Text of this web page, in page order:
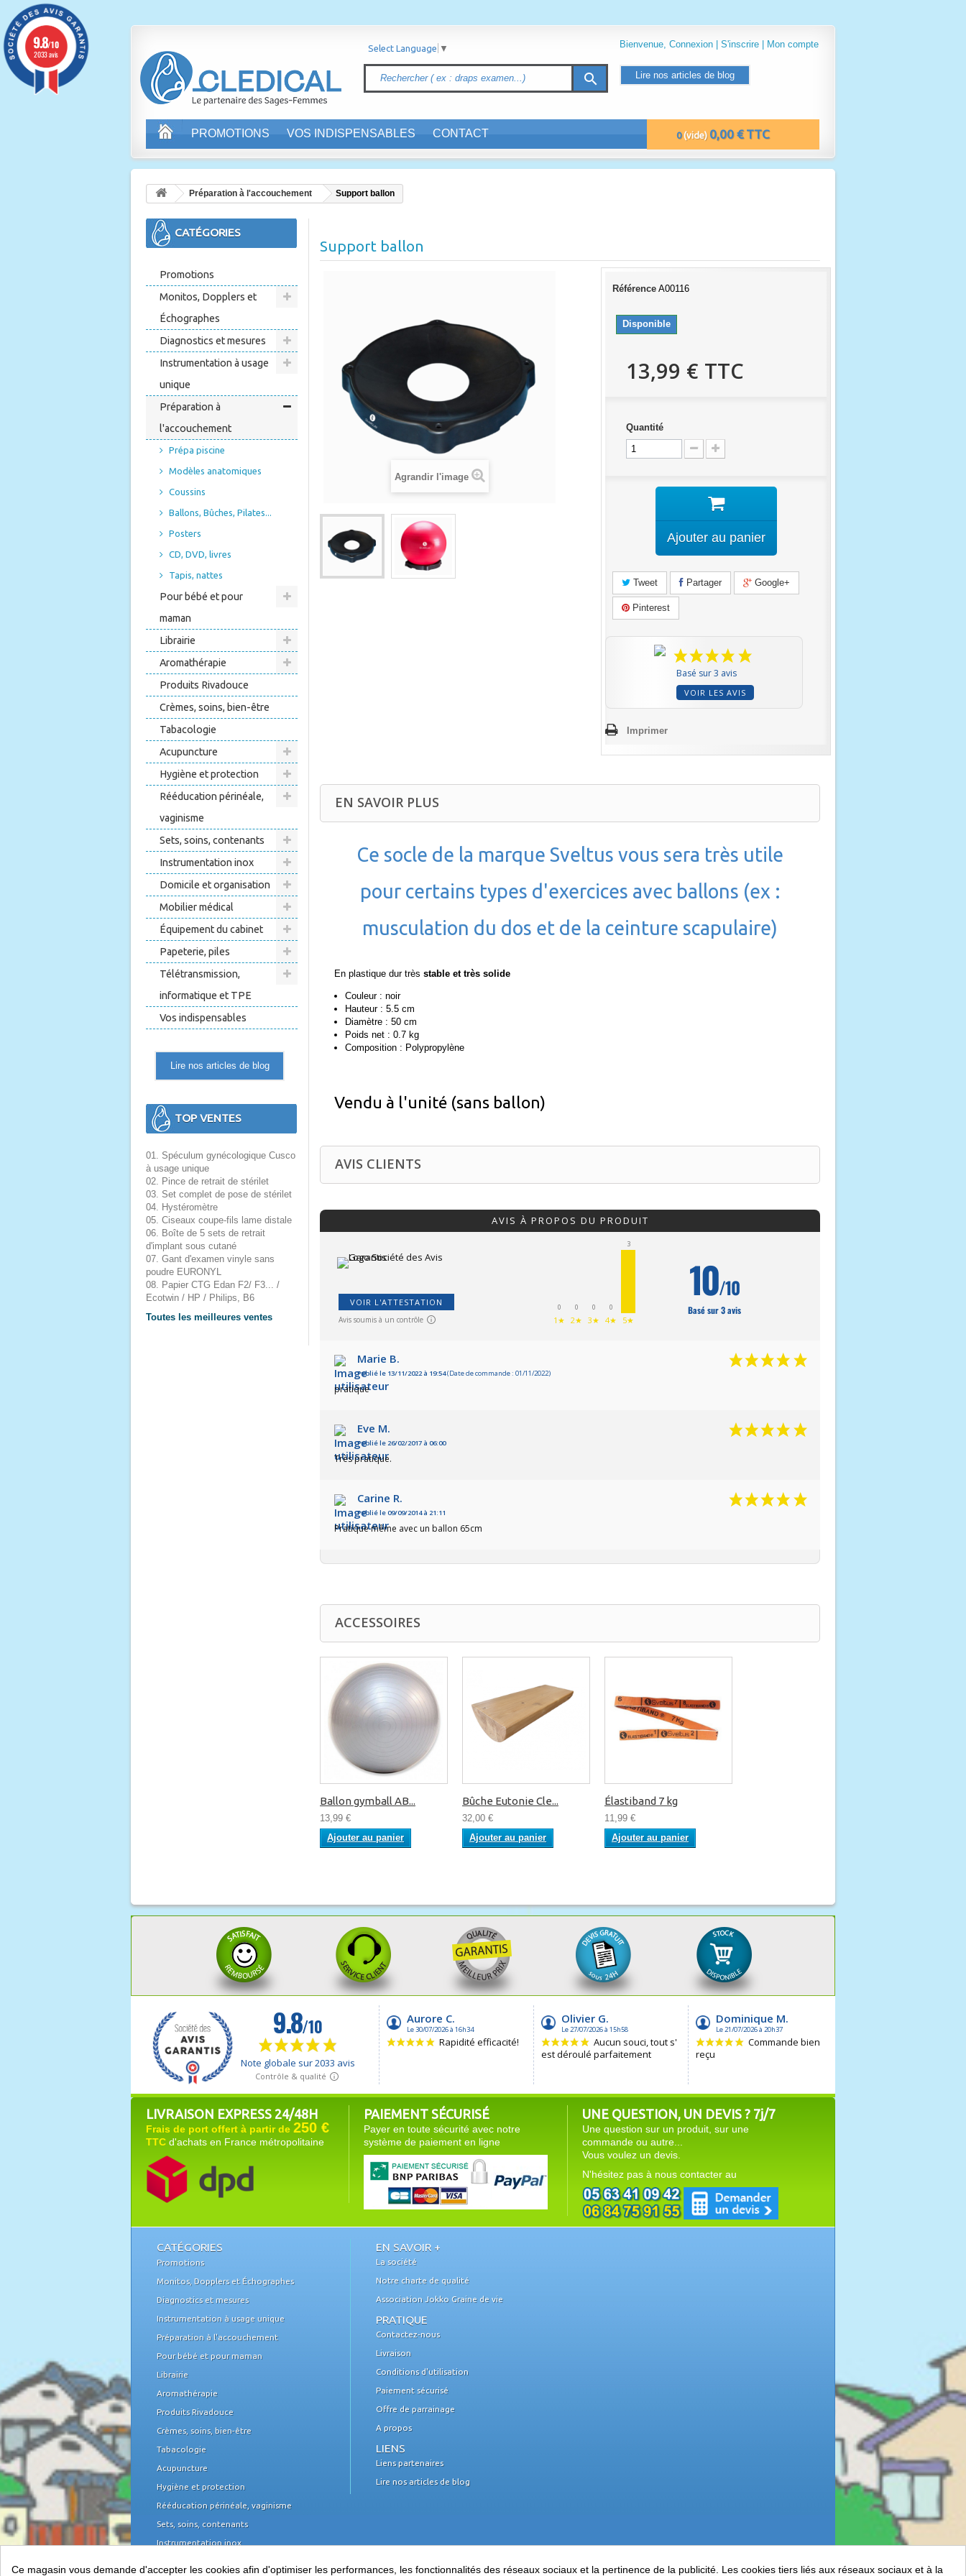
Bienvenue, Connexion | S'inscrire | Mon compte
search
0 (vide) 0,00 € TTC
PROMOTIONS VOS INDISPENSABLES CONTACT
Lire nos articles de blog
Select Language ▼
Préparation à l'accouchement Support ballon
CATÉGORIES
Promotions
Monitos, Dopplers et
Échographes
Diagnostics et mesures
Instrumentation à usage
unique
Préparation à
l'accouchement
Prépa piscine
Modèles anatomiques
Coussins
Ballons, Bûches, Pilates...
Posters
CD, DVD, livres
Tapis, nattes
Pour bébé et pour
maman
Librairie
Aromathérapie
Produits Rivadouce
Crèmes, soins, bien-être
Tabacologie
Acupuncture
Hygiène et protection
Rééducation périnéale,
vaginisme
Sets, soins, contenants
Instrumentation inox
Domicile et organisation
Mobilier médical
Équipement du cabinet
Papeterie, piles
Télétransmission,
informatique et TPE
Vos indispensables
Lire nos articles de blog
TOP VENTES
01. Spéculum gynécologique Cusco
à usage unique
02. Pince de retrait de stérilet
03. Set complet de pose de stérilet
04. Hystéromètre
05. Ciseaux coupe-fils lame distale
06. Boîte de 5 sets de retrait
d'implant sous cutané
07. Gant d'examen vinyle sans
poudre EURONYL
08. Papier CTG Edan F2/ F3... /
Ecotwin / HP / Philips, B6
Toutes les meilleures ventes
Support ballon
Agrandir l'image
Référence A00116
Disponible
13,99 € TTC
Quantité
Ajouter au panier
Tweet Partager Google+
Pinterest
Basé sur 3 avis
VOIR LES AVIS
Imprimer
EN SAVOIR PLUS
Ce socle de la marque Sveltus vous sera très utile
pour certains types d'exercices avec ballons (ex :
musculation du dos et de la ceinture scapulaire)
En plastique dur très stable et très solide
Couleur : noir
Hauteur : 5.5 cm
Diamètre : 50 cm
Poids net : 0.7 kg
Composition : Polypropylène
Vendu à l'unité (sans ballon)
AVIS CLIENTS
AVIS À PROPOS DU PRODUIT
VOIR L'ATTESTATION
Avis soumis à un contrôle
0
1★
0
2★
0
3★
0
4★
3
5★
10/10
Basé sur 3 avis
Marie B.
Publié le 13/11/2022 à 19:54(Date de commande : 01/11/2022)
pratique
Eve M.
Publié le 26/02/2017 à 06:00
Très pratique.
Carine R.
Publié le 09/09/2014 à 21:11
Pratique même avec un ballon 65cm
ACCESSOIRES
Ballon gymball AB...
13,99 €
Ajouter au panier
Bûche Eutonie Cle...
32,00 €
Ajouter au panier
Élastiband 7 kg
11,99 €
Ajouter au panier
LIVRAISON EXPRESS 24/48H
Frais de port offert à partir de 250 €
TTC d'achats en France métropolitaine
PAIEMENT SÉCURISÉ
Payer en toute sécurité avec notre
système de paiement en ligne
UNE QUESTION, UN DEVIS ? 7j/7
Une question sur un produit, sur une
commande ou autre...
Vous voulez un devis.
N'hésitez pas à nous contacter au
CATÉGORIES
Promotions
Monitos, Dopplers et Échographes
Diagnostics et mesures
Instrumentation à usage unique
Préparation à l'accouchement
Pour bébé et pour maman
Librairie
Aromathérapie
Produits Rivadouce
Crèmes, soins, bien-être
Tabacologie
Acupuncture
Hygiène et protection
Rééducation périnéale, vaginisme
Sets, soins, contenants
Instrumentation inox
EN SAVOIR +
La société
Notre charte de qualité
Association Jokko Graine de vie
PRATIQUE
Contactez-nous
Livraison
Conditions d'utilisation
Paiement sécurisé
Offre de parrainage
A propos
LIENS
Liens partenaires
Lire nos articles de blog
Ce magasin vous demande d'accepter les cookies afin d'optimiser les performances, les fonctionnalités des réseaux sociaux et la pertinence de la publicité. Les cookies tiers liés aux réseaux sociaux et à la
9.8/10
2033 avis